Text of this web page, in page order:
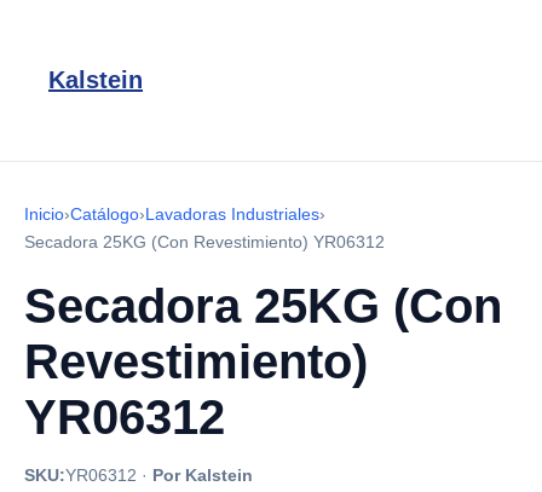
Kalstein
Inicio›Catálogo›Lavadoras Industriales›
Secadora 25KG (Con Revestimiento) YR06312
Secadora 25KG (Con
Revestimiento)
YR06312
SKU:YR06312 · Por Kalstein